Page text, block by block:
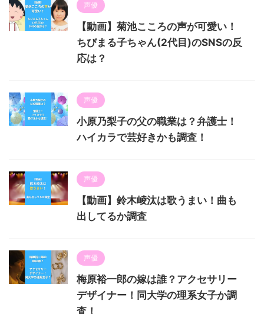
声優
【動画】菊池こころの声が可愛い！
ちびまる子ちゃん(2代目)のSNSの反
応は？
声優
小原乃梨子の父の職業は？弁護士！
ハイカラで芸好きかも調査！
声優
【動画】鈴木崚汰は歌うまい！曲も
出してるか調査
声優
梅原裕一郎の嫁は誰？アクセサリー
デザイナー！同大学の理系女子か調
査！